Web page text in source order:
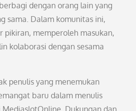
dengan orang lain yang
sama. Dalam komunitas ini,
pikiran, memperoleh masukan,
kolaborasi dengan sesama
penulis yang menemukan
baru dalam menulis
Dukungan dan